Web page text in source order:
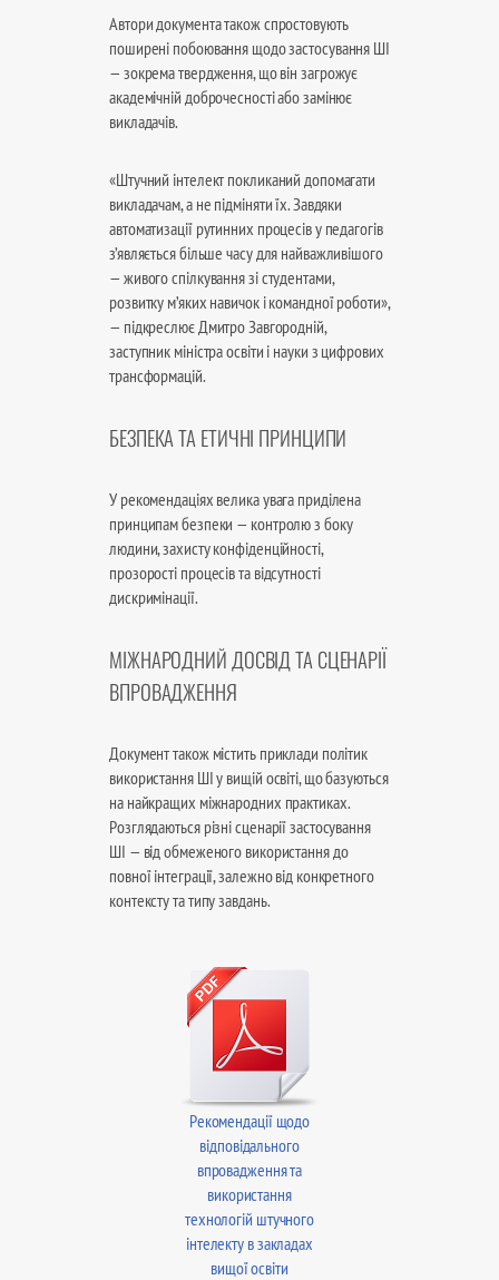
Автори документа також спростовують
поширені побоювання щодо застосування ШІ
— зокрема твердження, що він загрожує
академічній доброчесності або замінює
викладачів.
«Штучний інтелект покликаний допомагати
викладачам, а не підміняти їх. Завдяки
автоматизації рутинних процесів у педагогів
з’являється більше часу для найважливішого
— живого спілкування зі студентами,
розвитку м’яких навичок і командної роботи»,
— підкреслює Дмитро Завгородній,
заступник міністра освіти і науки з цифрових
трансформацій.
БЕЗПЕКА ТА ЕТИЧНІ ПРИНЦИПИ
У рекомендаціях велика увага приділена
принципам безпеки — контролю з боку
людини, захисту конфіденційності,
прозорості процесів та відсутності
дискримінації.
МІЖНАРОДНИЙ ДОСВІД ТА СЦЕНАРІЇ
ВПРОВАДЖЕННЯ
Документ також містить приклади політик
використання ШІ у вищій освіті, що базуються
на найкращих міжнародних практиках.
Розглядаються різні сценарії застосування
ШІ — від обмеженого використання до
повної інтеграції, залежно від конкретного
контексту та типу завдань.
Рекомендації щодо
відповідального
впровадження та
використання
технологій штучного
інтелекту в закладах
вищої освіти